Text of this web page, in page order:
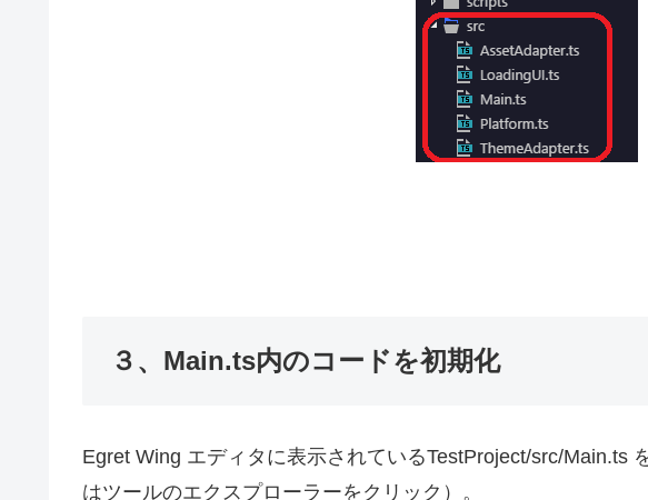
３、Main.ts内のコードを初期化
Egret Wing エディタに表示されているTestProject/src/Main.ts
はツールのエクスプローラーをクリック）。